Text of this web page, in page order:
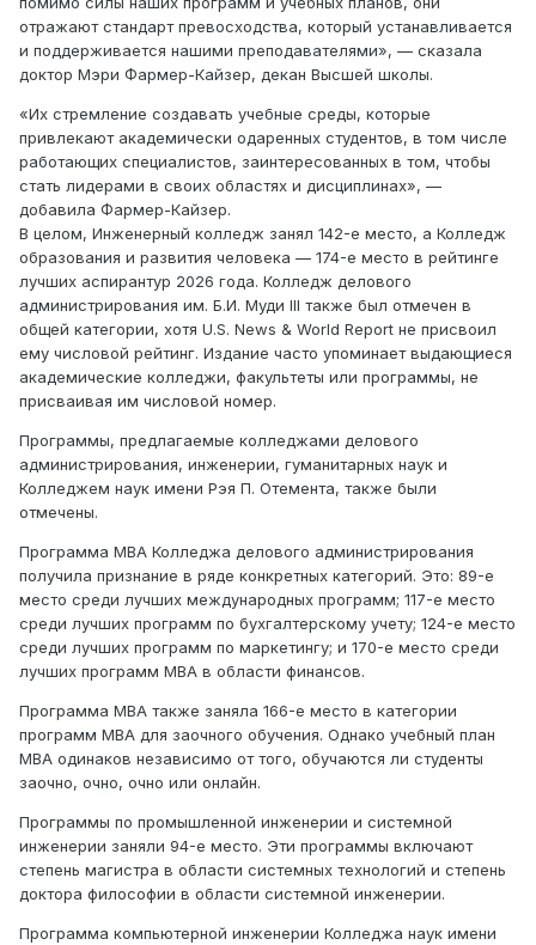
отражают стандарт превосходства, который устанавливается
и поддерживается нашими преподавателями», — сказала
доктор Мэри Фармер-Кайзер, декан Высшей школы.
«Их стремление создавать учебные среды, которые
привлекают академически одаренных студентов, в том числе
работающих специалистов, заинтересованных в том, чтобы
стать лидерами в своих областях и дисциплинах», —
добавила Фармер-Кайзер.
В целом, Инженерный колледж занял 142-е место, а Колледж
образования и развития человека — 174-е место в рейтинге
лучших аспирантур 2026 года. Колледж делового
администрирования им. Б.И. Муди III также был отмечен в
общей категории, хотя U.S. News & World Report не присвоил
ему числовой рейтинг. Издание часто упоминает выдающиеся
академические колледжи, факультеты или программы, не
присваивая им числовой номер.
Программы, предлагаемые колледжами делового
администрирования, инженерии, гуманитарных наук и
Колледжем наук имени Рэя П. Отемента, также были
отмечены.
Программа MBA Колледжа делового администрирования
получила признание в ряде конкретных категорий. Это: 89-е
место среди лучших международных программ; 117-е место
среди лучших программ по бухгалтерскому учету; 124-е место
среди лучших программ по маркетингу; и 170-е место среди
лучших программ MBA в области финансов.
Программа MBA также заняла 166-е место в категории
программ MBA для заочного обучения. Однако учебный план
MBA одинаков независимо от того, обучаются ли студенты
заочно, очно, очно или онлайн.
Программы по промышленной инженерии и системной
инженерии заняли 94-е место. Эти программы включают
степень магистра в области системных технологий и степень
доктора философии в области системной инженерии.
Программа компьютерной инженерии Колледжа наук имени